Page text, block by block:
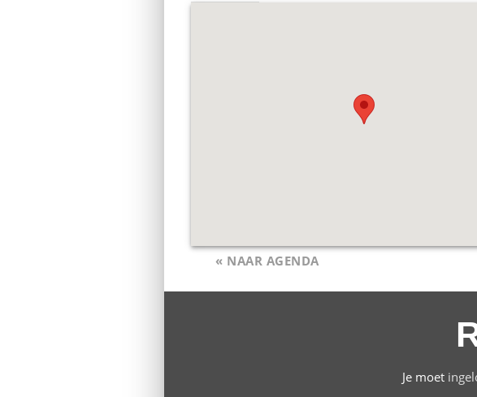
« NAAR AGENDA
Je moet